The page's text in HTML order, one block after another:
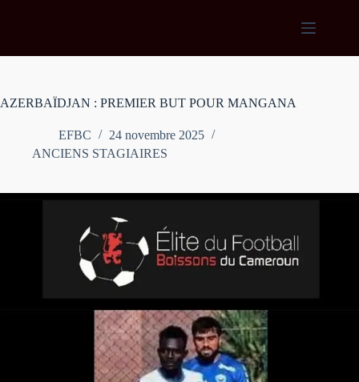
AZERBAÏDJAN : PREMIER BUT POUR MANGANA
EFBC
24 novembre 2025
ANCIENS STAGIAIRES